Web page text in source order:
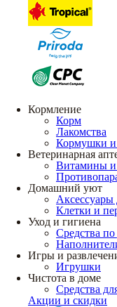
Кормление
Корм
Лакомства
Кормушки и
Ветеринарная
Витамины и
Домашний уют
Аксессуары
Клетки и
Уход и гигиена
Средства по
Игры и
Игрушки
Чистота в доме
Средства
Акции и скидки